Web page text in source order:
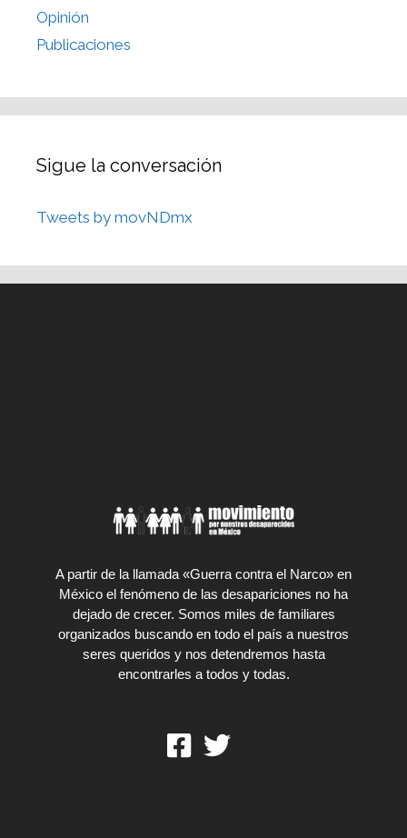
Opinión
Publicaciones
Sigue la conversación
Tweets by movNDmx
A partir de la llamada «Guerra contra el Narco» en
México el fenómeno de las desapariciones no ha
dejado de crecer. Somos miles de familiares
organizados buscando en todo el país a nuestros
seres queridos y nos detendremos hasta
encontrarles a todos y todas.